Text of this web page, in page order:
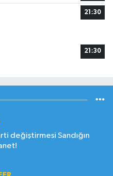
21:30
21:30
değiştirmesi Sandığın